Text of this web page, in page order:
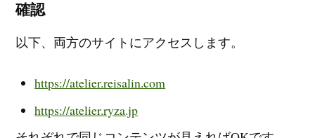
確認
以下、両方のサイトにアクセスします。
https://atelier.reisalin.com
https://atelier.ryza.jp